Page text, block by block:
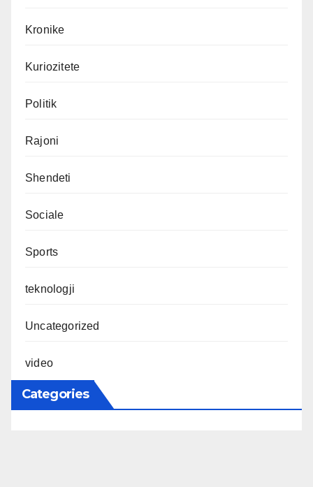
Kronike
Kuriozitete
Politik
Rajoni
Shendeti
Sociale
Sports
teknologji
Uncategorized
video
Categories